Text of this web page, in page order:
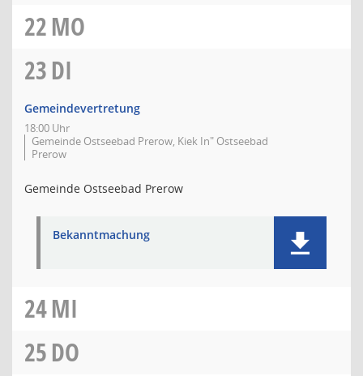
22MO
23DI
Gemeindevertretung
18:00 Uhr
Gemeinde Ostseebad Prerow, Kiek In" Ostseebad
Prerow
Gemeinde Ostseebad Prerow
Bekanntmachung
24MI
25DO